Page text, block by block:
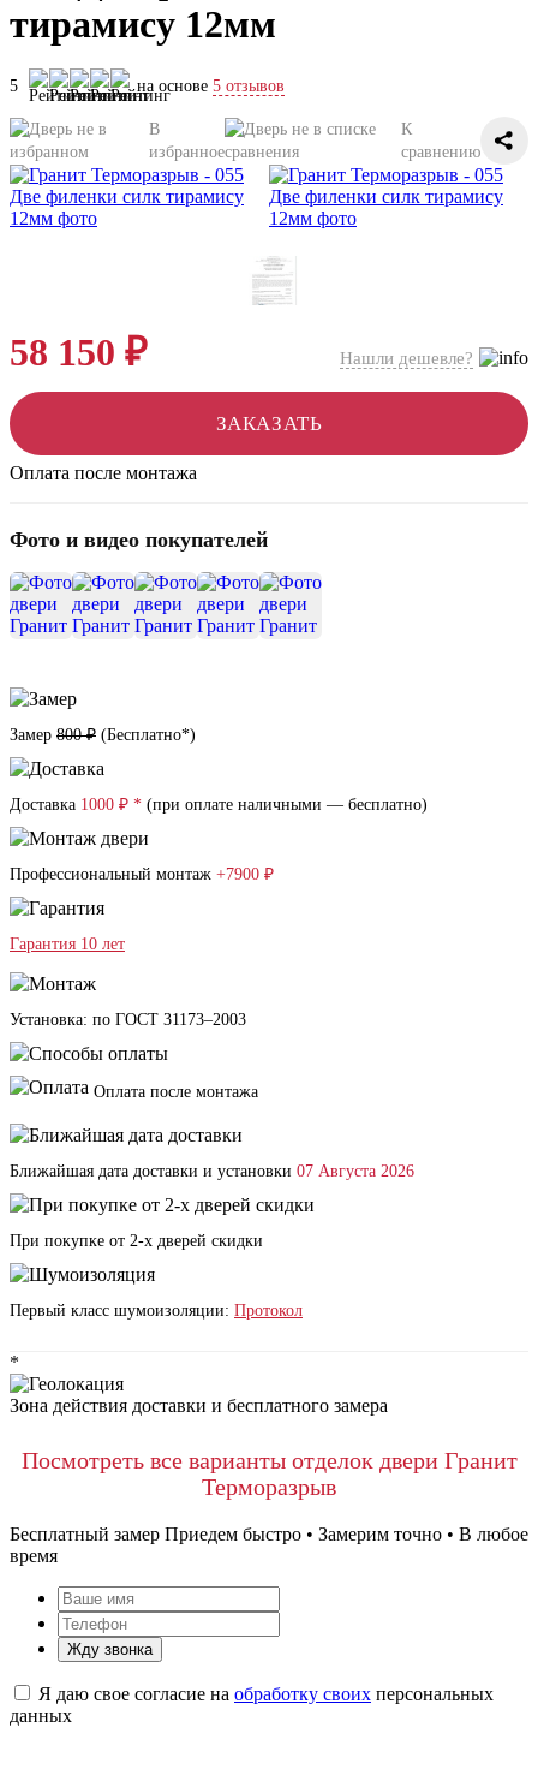
тирамису 12мм
5 на основе 5 отзывов
В
избранное
К
сравнению
58 150 ₽ Нашли дешевле?
ЗАКАЗАТЬ
Оплата после монтажа
Фото и видео покупателей
Замер 800 ₽ (Бесплатно*)
Доставка 1000 ₽ * (при оплате наличными — бесплатно)
Профессиональный монтаж +7900 ₽
Гарантия 10 лет
Установка: по ГОСТ 31173–2003
Оплата после монтажа
Ближайшая дата доставки и установки 07 Августа 2026
При покупке от 2-х дверей скидки
Первый класс шумоизоляции: Протокол
*
Зона действия доставки и бесплатного замера
Посмотреть все варианты отделок двери Гранит
Терморазрыв
Бесплатный замер Приедем быстро • Замерим точно • В любое
время
Жду звонка
Я даю свое согласие на обработку своих персональных
данных